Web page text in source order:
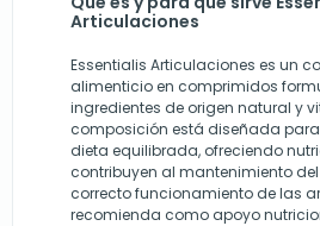
Articulaciones
Essentialis Articulaciones es un
alimenticio en comprimidos
ingredientes de origen natural y
composición está diseñada
dieta equilibrada, ofreciendo
contribuyen al mantenimiento
correcto funcionamiento de las
recomienda como apoyo